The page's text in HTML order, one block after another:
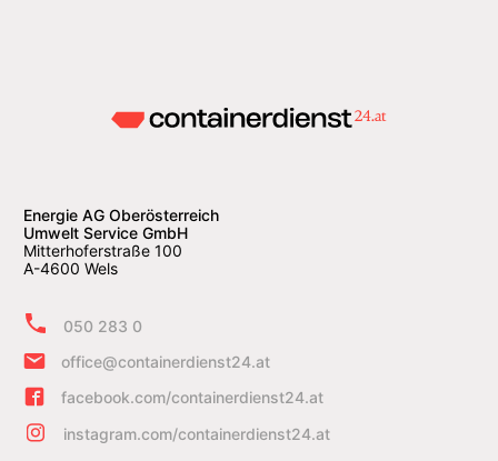
Energie AG Oberösterreich
Umwelt Service GmbH
Mitterhoferstraße 100
A-4600 Wels
050 283 0
office@containerdienst24.at
facebook.com/containerdienst24.at
instagram.com/containerdienst24.at